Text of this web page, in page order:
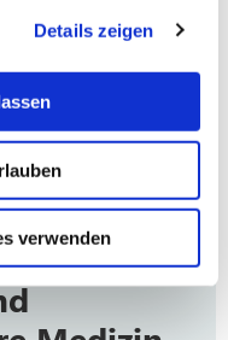
Details zeigen
verwenden
und
Hoffmann